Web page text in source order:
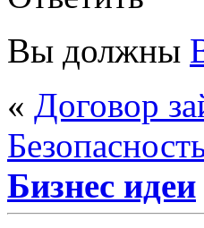
Вы должны
« Договор
Бизнес идеи